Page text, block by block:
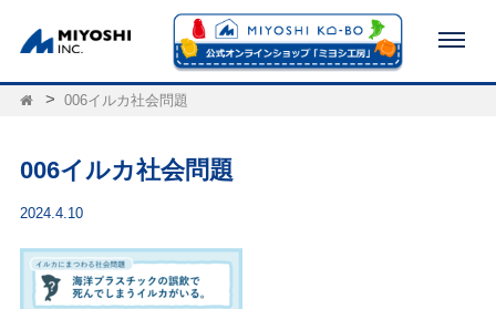
006イルカ社会問題
006イルカ社会問題
2024.4.10